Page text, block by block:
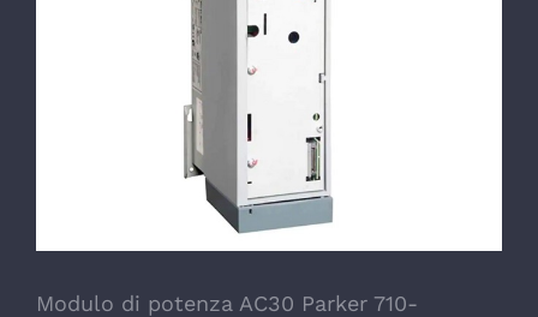
Modulo di potenza AC30 Parker 710-